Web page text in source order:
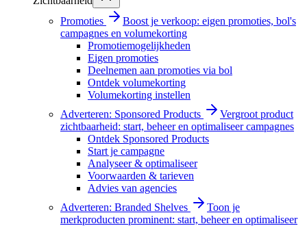
Promoties
Boost je verkoop: eigen promoties, bol's
campagnes en volumekorting
Promotiemogelijkheden
Eigen promoties
Deelnemen aan promoties via bol
Ontdek volumekorting
Volumekorting instellen
Adverteren: Sponsored Products
Vergroot product
zichtbaarheid: start, beheer en optimaliseer campagnes
Ontdek Sponsored Products
Start je campagne
Analyseer & optimaliseer
Voorwaarden & tarieven
Advies van agencies
Adverteren: Branded Shelves
Toon je
merkproducten prominent: start, beheer en optimaliseer